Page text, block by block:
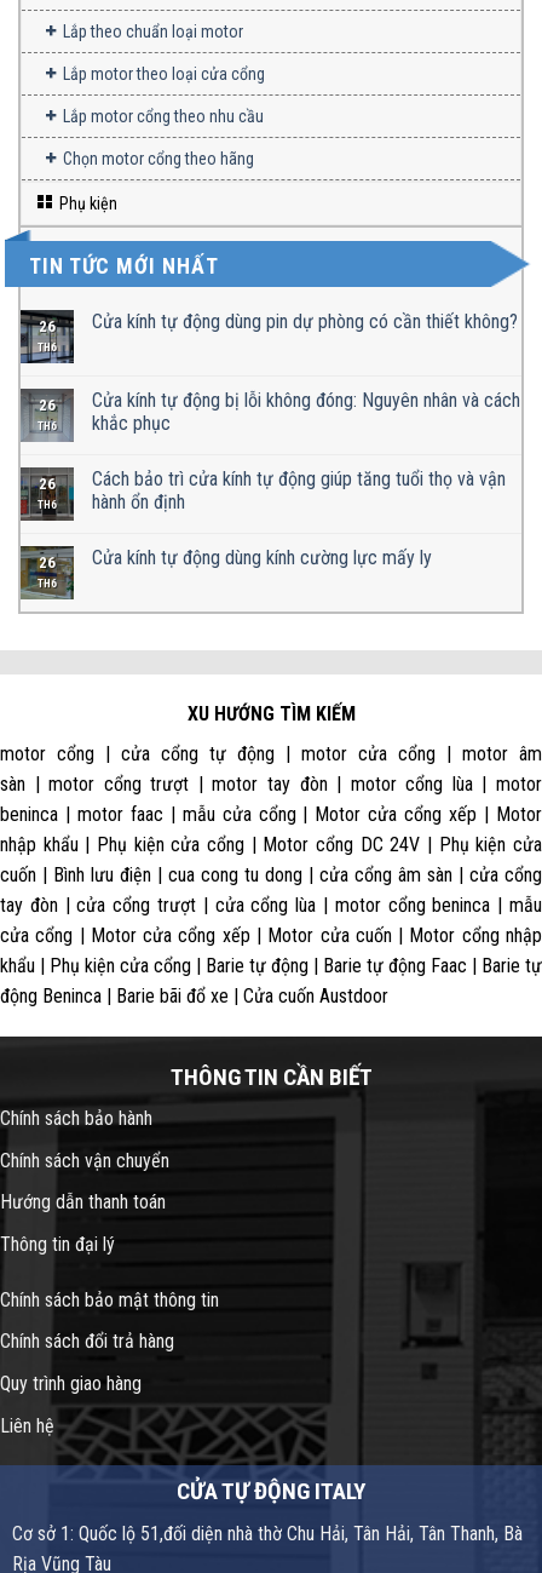
Lắp theo chuẩn loại motor
Lắp motor theo loại cửa cổng
Lắp motor cổng theo nhu cầu
Chọn motor cổng theo hãng
Phụ kiện
TIN TỨC MỚI NHẤT
26
TH6
Cửa kính tự động dùng pin dự phòng có cần thiết không?
26
TH6
Cửa kính tự động bị lỗi không đóng: Nguyên nhân và cách
khắc phục
26
TH6
Cách bảo trì cửa kính tự động giúp tăng tuổi thọ và vận
hành ổn định
26
TH6
Cửa kính tự động dùng kính cường lực mấy ly
XU HƯỚNG TÌM KIẾM
motor cổng | cửa cổng tự động | motor cửa cổng | motor âm
sàn | motor cổng trượt | motor tay đòn | motor cổng lùa | motor
beninca | motor faac | mẫu cửa cổng | Motor cửa cổng xếp | Motor
nhập khẩu | Phụ kiện cửa cổng | Motor cổng DC 24V | Phụ kiện cửa
cuốn | Bình lưu điện | cua cong tu dong | cửa cổng âm sàn | cửa cổng
tay đòn | cửa cổng trượt | cửa cổng lùa | motor cổng beninca | mẫu
cửa cổng | Motor cửa cổng xếp | Motor cửa cuốn | Motor cổng nhập
khẩu | Phụ kiện cửa cổng | Barie tự động | Barie tự động Faac | Barie tự
động Beninca | Barie bãi đổ xe | Cửa cuốn Austdoor
THÔNG TIN CẦN BIẾT
Chính sách bảo hành
Chính sách vận chuyển
Hướng dẫn thanh toán
Thông tin đại lý
Chính sách bảo mật thông tin
Chính sách đổi trả hàng
Quy trình giao hàng
Liên hệ
CỬA TỰ ĐỘNG ITALY
Cơ sở 1: Quốc lộ 51,đối diện nhà thờ Chu Hải, Tân Hải, Tân Thanh, Bà
Rịa Vũng Tàu